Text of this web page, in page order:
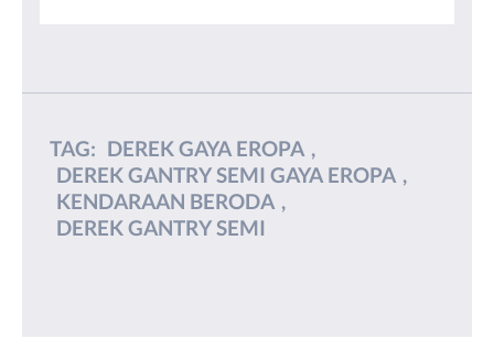
TAG: DEREK GAYA EROPA ,
DEREK GANTRY SEMI GAYA EROPA ,
KENDARAAN BERODA ,
DEREK GANTRY SEMI